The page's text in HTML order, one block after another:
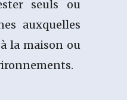
seuls ou
auxquelles
la maison ou